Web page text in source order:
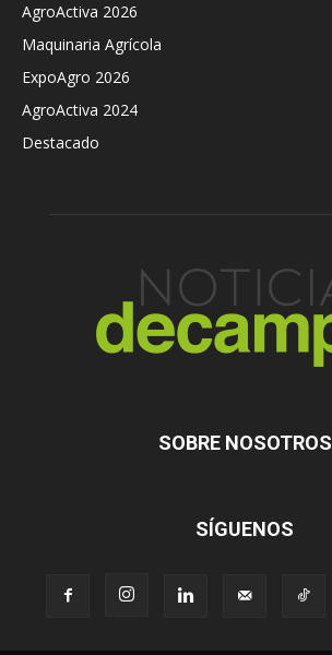
AgroActiva 2026
Maquinaria Agrícola
ExpoAgro 2026
AgroActiva 2024
Destacado
SOBRE NOSOTROS
SÍGUENOS